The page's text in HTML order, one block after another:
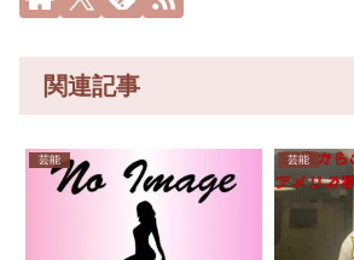
関連記事
芸能 芸能